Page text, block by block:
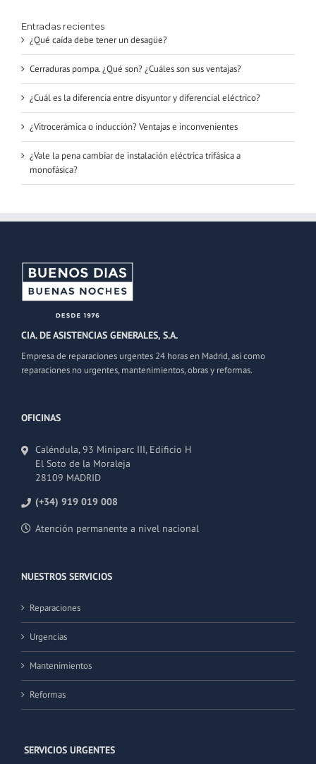
Entradas recientes
¿Qué caída debe tener un desagüe?
Cerraduras pompa. ¿Qué son? ¿Cuáles son sus ventajas?
¿Cuál es la diferencia entre disyuntor y diferencial eléctrico?
¿Vitrocerámica o inducción? Ventajas e inconvenientes
¿Vale la pena cambiar de instalación eléctrica trifásica a
monofásica?
CIA. DE ASISTENCIAS GENERALES, S.A.
Empresa de reparaciones urgentes 24 horas en Madrid, así como
reparaciones no urgentes, mantenimientos, obras y reformas.
OFICINAS
Caléndula, 93 Miniparc III, Edificio H
El Soto de la Moraleja
28109 MADRID
(+34) 919 019 008
Atención permanente a nivel nacional
NUESTROS SERVICIOS
Reparaciones
Urgencias
Mantenimientos
Reformas
SERVICIOS URGENTES